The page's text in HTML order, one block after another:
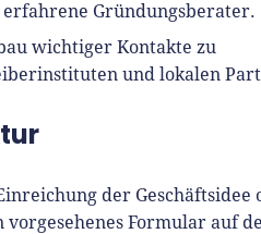
Gründungsberater.
wichtiger Kontakte zu
und lokalen
der Geschäftsidee
Formular auf